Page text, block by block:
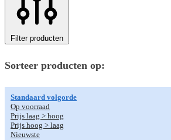
Filter producten
Sorteer producten op:
Standaard volgorde
Op voorraad
Prijs laag > hoog
Prijs hoog > laag
Nieuwste